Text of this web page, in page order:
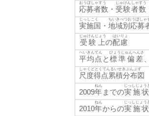
応募者数
おうぼしゃすう
・ 受験者数
じゅけんしゃすう
実施国
じっしこく
・ 地域別応募
ちいきべつおうぼしゃ
受験上
じゅけんじょう
の配慮
はいりょ
平均点
へいきんてん
と 標準偏差
ひょうじゅんへんさ
尺度得点累積分布図
しゃくどとくてんるいせきぶんぷず
2009年
ねん
までの実施
じっしじょう
2010年
ねん
からの実施
じっしじょう